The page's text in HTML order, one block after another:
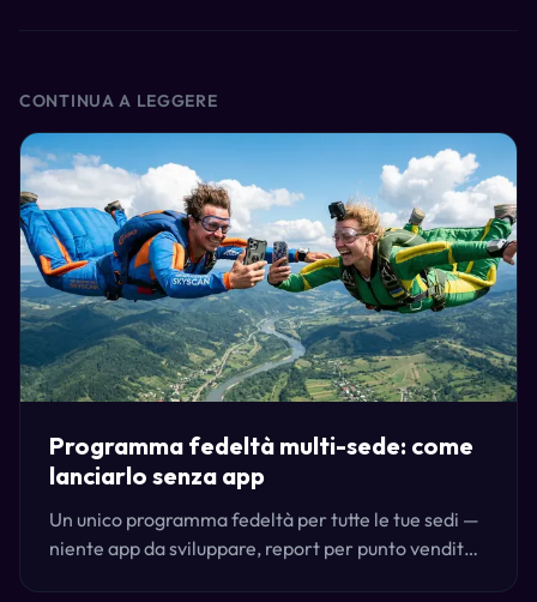
CONTINUA A LEGGERE
Programma fedeltà multi-sede: come
lanciarlo senza app
Un unico programma fedeltà per tutte le tue sedi —
niente app da sviluppare, report per punto vendita,